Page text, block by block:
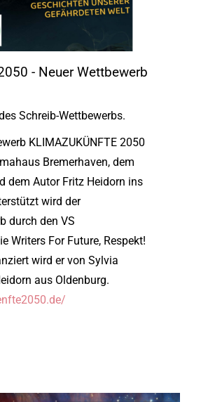
- Neuer Wettbewerb
Schreib-Wettbewerbs.
KLIMAZUKÜNFTE 2050
Bremerhaven, dem
dem Autor Fritz Heidorn ins
wird der
durch den VS
Writers For Future, Respekt!
wird er von Sylvia
aus Oldenburg.